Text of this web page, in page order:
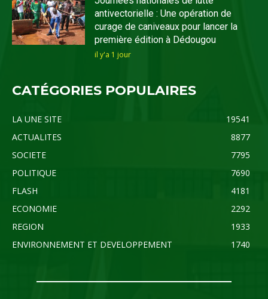
antivectorielle : Une opération de
curage de caniveaux pour lancer la
première édition à Dédougou
il y'a 1 jour
CATÉGORIES POPULAIRES
LA UNE SITE
19541
ACTUALITES
8877
SOCIETE
7795
POLITIQUE
7690
FLASH
4181
ECONOMIE
2292
REGION
1933
ENVIRONNEMENT ET DEVELOPPEMENT
1740